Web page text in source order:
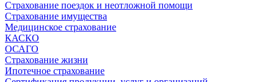
Страхование поездок и неотложной помощи
Страхование имущества
Медицинское страхование
КАСКО
ОСАГО
Страхование жизни
Ипотечное страхование